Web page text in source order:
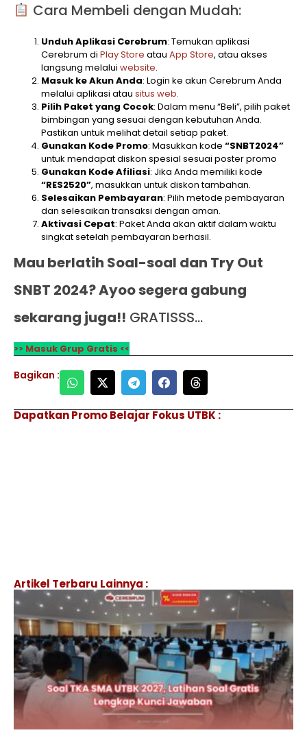
Cara Membeli dengan Mudah:
Unduh Aplikasi Cerebrum: Temukan aplikasi
Cerebrum di Play Store atau App Store, atau akses
langsung melalui website.
Masuk ke Akun Anda: Login ke akun Cerebrum Anda
melalui aplikasi atau situs web.
Pilih Paket yang Cocok: Dalam menu “Beli”, pilih paket
bimbingan yang sesuai dengan kebutuhan Anda.
Pastikan untuk melihat detail setiap paket.
Gunakan Kode Promo: Masukkan kode “SNBT2024”
untuk mendapat diskon spesial sesuai poster promo
Gunakan Kode Afiliasi: Jika Anda memiliki kode
“RES2520”, masukkan untuk diskon tambahan.
Selesaikan Pembayaran: Pilih metode pembayaran
dan selesaikan transaksi dengan aman.
Aktivasi Cepat: Paket Anda akan aktif dalam waktu
singkat setelah pembayaran berhasil.
Mau berlatih Soal-soal dan Try Out
SNBT 2024? Ayoo segera gabung
sekarang juga!! GRATISSS…
>> Masuk Grup Gratis <<
Bagikan :
Dapatkan Promo Belajar Fokus UTBK :
Artikel Terbaru Lainnya :